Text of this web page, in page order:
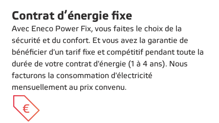
Contrat d’énergie fixe
Avec Eneco Power Fix, vous faites le choix de la
sécurité et du confort. Et vous avez la garantie de
bénéficier d'un tarif fixe et compétitif pendant toute la
durée de votre contrat d'énergie (1 à 4 ans). Nous
facturons la consommation d'électricité
mensuellement au prix convenu.